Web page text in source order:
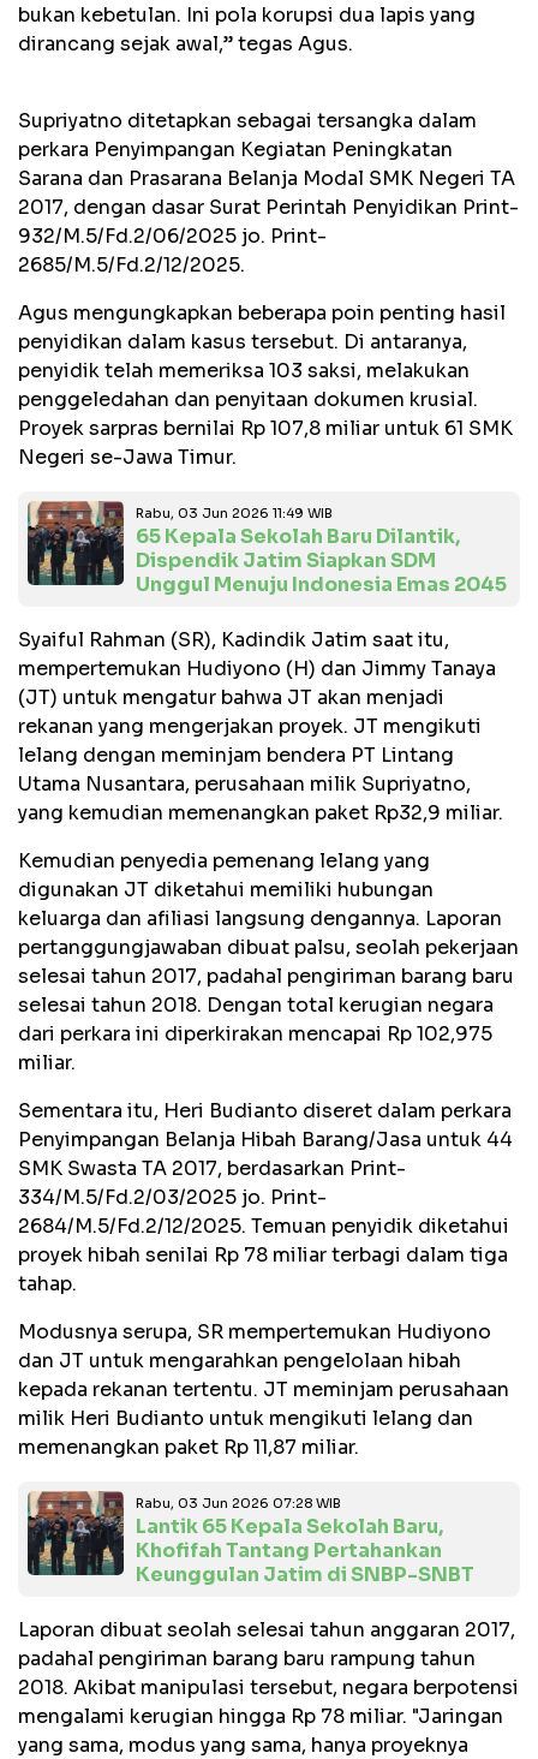
bukan kebetulan. Ini pola korupsi dua lapis yang
dirancang sejak awal,” tegas Agus.
Supriyatno ditetapkan sebagai tersangka dalam
perkara Penyimpangan Kegiatan Peningkatan
Sarana dan Prasarana Belanja Modal SMK Negeri TA
2017, dengan dasar Surat Perintah Penyidikan Print-
932/M.5/Fd.2/06/2025 jo. Print-
2685/M.5/Fd.2/12/2025.
Agus mengungkapkan beberapa poin penting hasil
penyidikan dalam kasus tersebut. Di antaranya,
penyidik telah memeriksa 103 saksi, melakukan
penggeledahan dan penyitaan dokumen krusial.
Proyek sarpras bernilai Rp 107,8 miliar untuk 61 SMK
Negeri se-Jawa Timur.
Rabu, 03 Jun 2026 11:49 WIB
65 Kepala Sekolah Baru Dilantik,
Dispendik Jatim Siapkan SDM
Unggul Menuju Indonesia Emas 2045
Syaiful Rahman (SR), Kadindik Jatim saat itu,
mempertemukan Hudiyono (H) dan Jimmy Tanaya
(JT) untuk mengatur bahwa JT akan menjadi
rekanan yang mengerjakan proyek. JT mengikuti
lelang dengan meminjam bendera PT Lintang
Utama Nusantara, perusahaan milik Supriyatno,
yang kemudian memenangkan paket Rp32,9 miliar.
Kemudian penyedia pemenang lelang yang
digunakan JT diketahui memiliki hubungan
keluarga dan afiliasi langsung dengannya. Laporan
pertanggungjawaban dibuat palsu, seolah pekerjaan
selesai tahun 2017, padahal pengiriman barang baru
selesai tahun 2018. Dengan total kerugian negara
dari perkara ini diperkirakan mencapai Rp 102,975
miliar.
Sementara itu, Heri Budianto diseret dalam perkara
Penyimpangan Belanja Hibah Barang/Jasa untuk 44
SMK Swasta TA 2017, berdasarkan Print-
334/M.5/Fd.2/03/2025 jo. Print-
2684/M.5/Fd.2/12/2025. Temuan penyidik diketahui
proyek hibah senilai Rp 78 miliar terbagi dalam tiga
tahap.
Modusnya serupa, SR mempertemukan Hudiyono
dan JT untuk mengarahkan pengelolaan hibah
kepada rekanan tertentu. JT meminjam perusahaan
milik Heri Budianto untuk mengikuti lelang dan
memenangkan paket Rp 11,87 miliar.
Rabu, 03 Jun 2026 07:28 WIB
Lantik 65 Kepala Sekolah Baru,
Khofifah Tantang Pertahankan
Keunggulan Jatim di SNBP-SNBT
Laporan dibuat seolah selesai tahun anggaran 2017,
padahal pengiriman barang baru rampung tahun
2018. Akibat manipulasi tersebut, negara berpotensi
mengalami kerugian hingga Rp 78 miliar. "Jaringan
yang sama, modus yang sama, hanya proyeknya